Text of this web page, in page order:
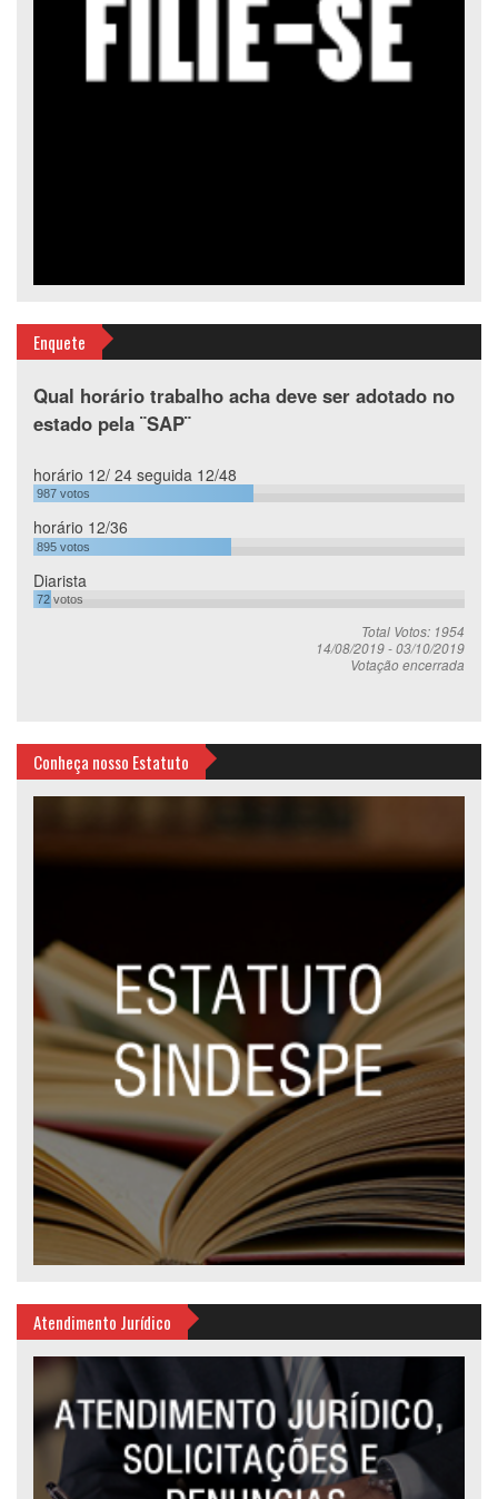
Enquete
Qual horário trabalho acha deve ser adotado no
estado pela ¨SAP¨
horário 12/ 24 seguida 12/48
987votos
horário 12/36
895votos
Diarista
72votos
Total Votos: 1954
14/08/2019-03/10/2019
Votação encerrada
Conheça nosso Estatuto
Atendimento Jurídico